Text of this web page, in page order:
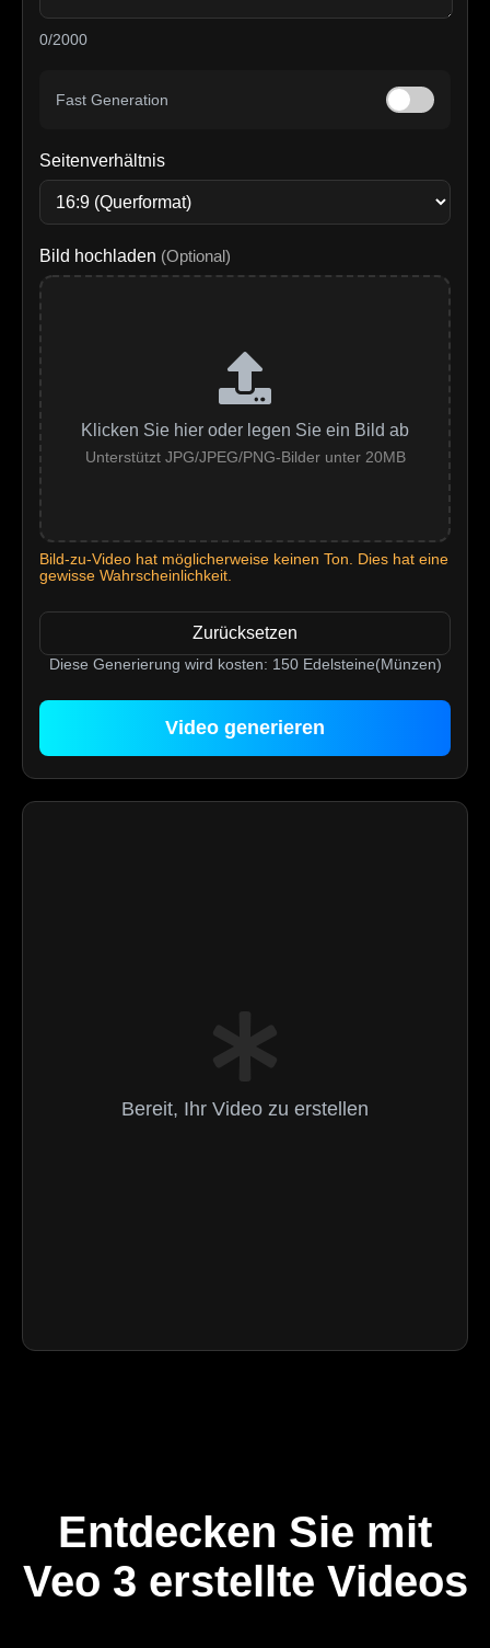
0/2000
Fast Generation
Seitenverhältnis
Bild hochladen (Optional)
Klicken Sie hier oder legen Sie ein Bild ab
Unterstützt JPG/JPEG/PNG-Bilder unter 20MB
Bild-zu-Video hat möglicherweise keinen Ton. Dies hat eine
gewisse Wahrscheinlichkeit.
Zurücksetzen
Diese Generierung wird kosten: 150Edelsteine(Münzen)
Video generieren
Bereit, Ihr Video zu erstellen
Entdecken Sie mit
Veo 3 erstellte Videos